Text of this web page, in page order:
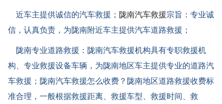
近车主提供诚信的汽车救援； 陇南汽车救援宗旨：专业诚
信，认真负责，为陇南附近车主提供汽车道路救援；
陇南专业道路救援：陇南汽车救援机构具有专职救援机
构、专业救援设备车辆，为陇南地区车主提供专业的道路汽
车救援；陇南汽车救援怎么收费？陇南地区道路救援收费标
准合理，一般根据救援距离、救援车型、救援时间、救